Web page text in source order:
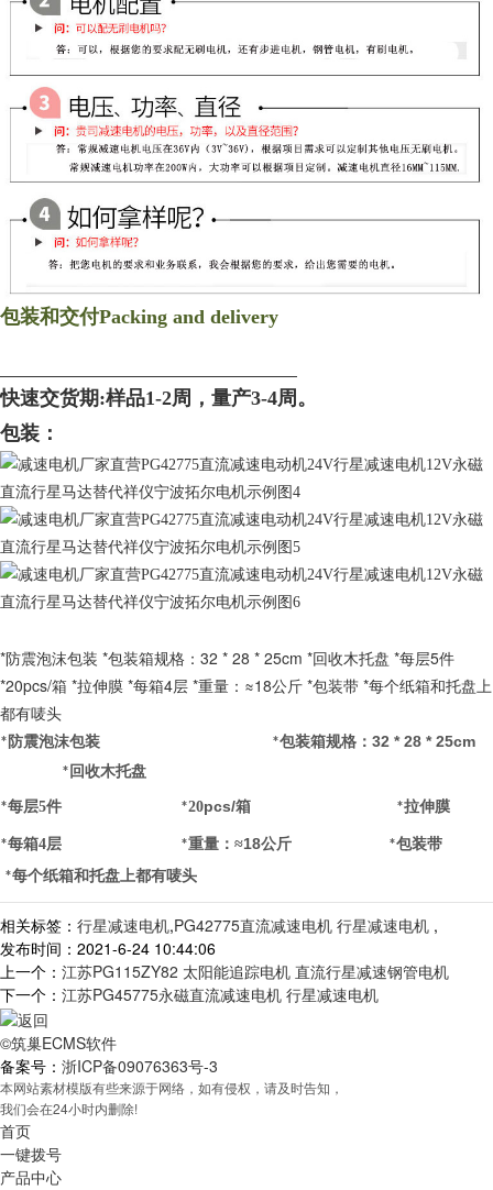
包装和交付Packing and delivery
快速交货期:样品1-2周，量产3-4周。
包装：
*防震泡沫包装 *包装箱规格：32 * 28 * 25cm *回收木托盘 *每层5件
*20pcs/箱 *拉伸膜 *每箱4层 *重量：≈18公斤 *包装带 *每个纸箱和托盘上
都有唛头
* 防震泡沫包装 *包装箱规格： 32 * 28 * 25cm
* 回收木托盘
*每层5件 *20pcs/箱 *拉伸膜
*每箱4层 *重量 ： ≈18公斤 *包装带
*每个纸箱和托盘上都有唛头
相关标签： 行星减速电机,PG42775直流减速电机 行星减速电机 ,
发布时间：2021-6-24 10:44:06
上一个： 江苏PG115ZY82 太阳能追踪电机 直流行星减速钢管电机
下一个： 江苏PG45775永磁直流减速电机 行星减速电机
©筑巢ECMS软件
备案号： 浙ICP备09076363号-3
本网站素材模版有些来源于网络，如有侵权，请及时告知，
我们会在24小时内删除!
首页
一键拨号
产品中心